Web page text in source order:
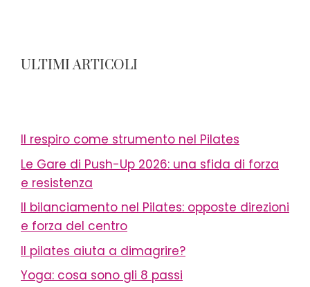
ULTIMI ARTICOLI
Il respiro come strumento nel Pilates
Le Gare di Push-Up 2026: una sfida di forza
e resistenza
Il bilanciamento nel Pilates: opposte direzioni
e forza del centro
Il pilates aiuta a dimagrire?
Yoga: cosa sono gli 8 passi